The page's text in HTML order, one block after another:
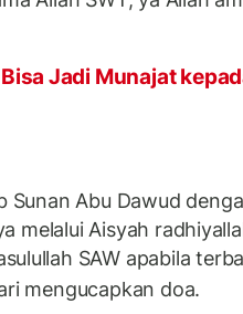
Jadi Munajat
Sunan Abu Dawud
melalui Aisyah
SAW apabila
mengucapkan doa.